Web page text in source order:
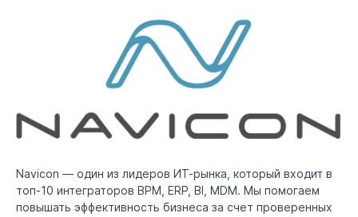
Navicon — один из лидеров ИТ-рынка, который входит в
топ-10 интеграторов BPM, ERP, BI, MDM. Мы помогаем
повышать эффективность бизнеса за счет проверенных